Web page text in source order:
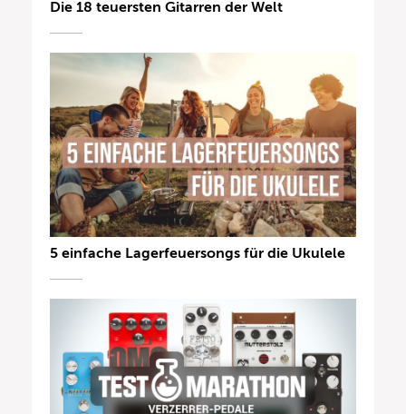
Die 18 teuersten Gitarren der Welt
5 einfache Lagerfeuersongs für die Ukulele